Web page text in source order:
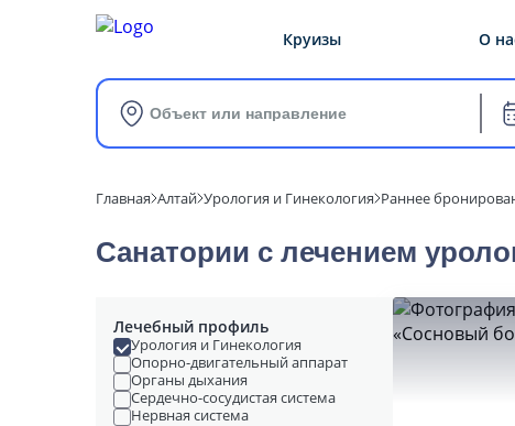
Круизы О
Объект или направление
Главная Алтай Урология и Гинекология Раннее
Санатории с лечением
Лечебный профиль
Урология и Гинекология
Опорно-двигательный аппарат
Органы дыхания
Сердечно-сосудистая система
Нервная система